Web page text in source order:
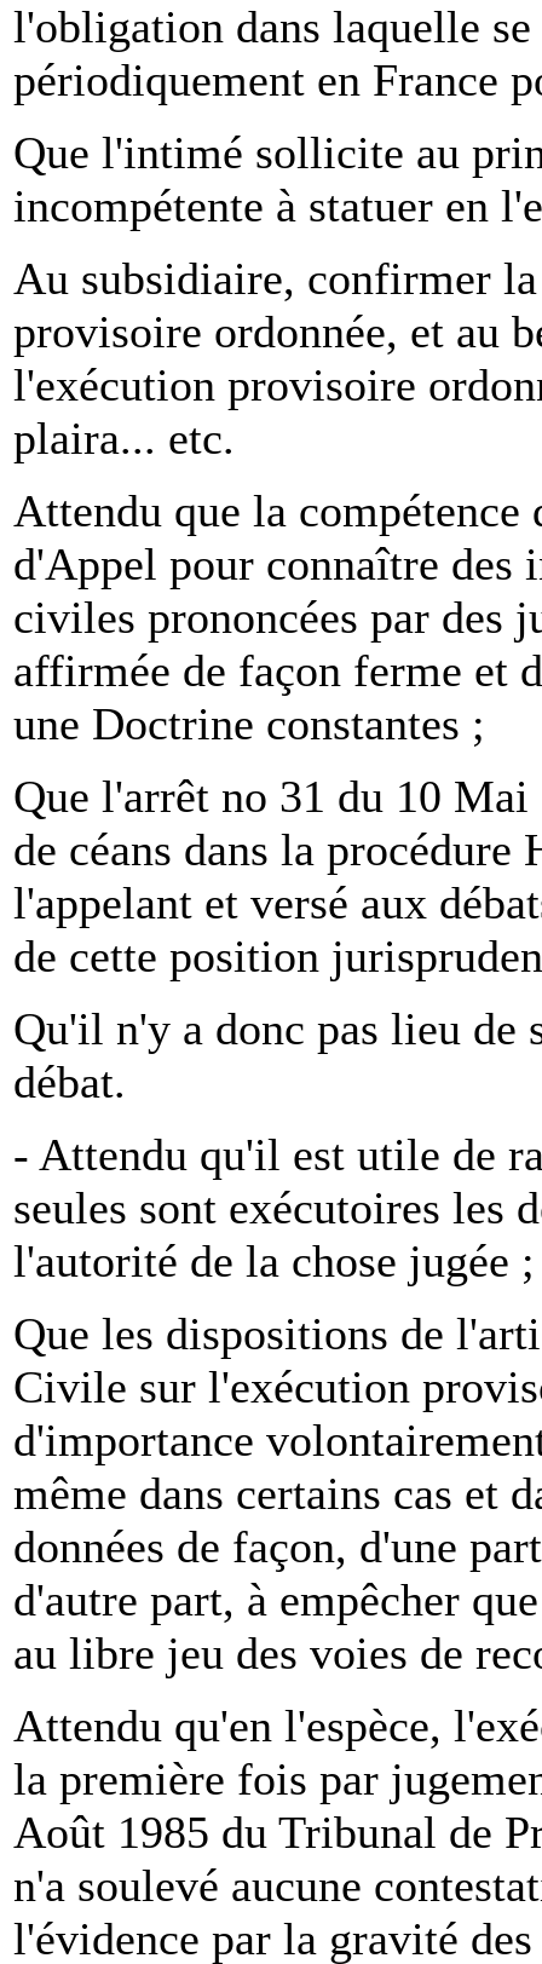
l'obligation dans laquelle
périodiquement en France
Que l'intimé sollicite au
incompétente à statuer en
Au subsidiaire, confirmer
provisoire ordonnée, et au
l'exécution provisoire
plaira... etc.
Attendu que la
d'Appel pour connaître des
civiles prononcées par des
affirmée de façon ferme et
une Doctrine constantes ;
Que l'arrêt no 31 du 10
de céans dans la
l'appelant et versé aux
de cette position
Qu'il n'y a donc pas lieu de
débat.
- Attendu qu'il est utile de
seules sont exécutoires les
l'autorité de la chose jugée ;
Que les dispositions de
Civile sur l'exécution
d'importance
même dans certains cas et
données de façon, d'une
d'autre part, à empêcher
au libre jeu des voies de
Attendu qu'en l'espèce,
la première fois par
Août 1985 du Tribunal de
n'a soulevé aucune
l'évidence par la gravité